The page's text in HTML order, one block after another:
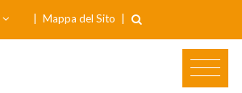
Mappa del Sito